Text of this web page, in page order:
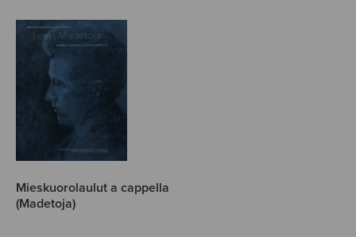
Mieskuorolaulut a cappella
(Madetoja)